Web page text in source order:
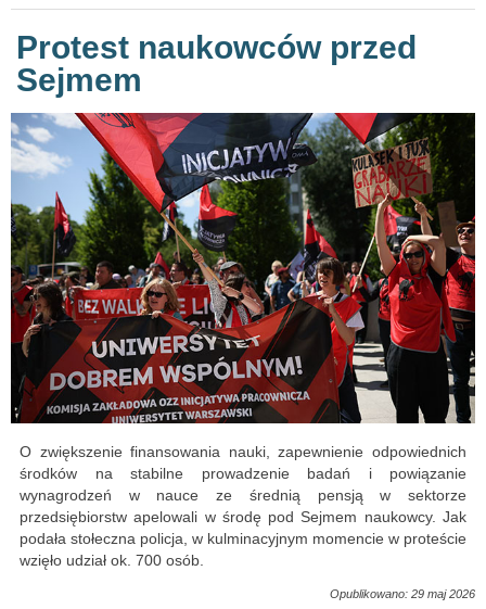
Protest naukowców przed
Sejmem
O zwiększenie finansowania nauki, zapewnienie odpowiednich
środków na stabilne prowadzenie badań i powiązanie
wynagrodzeń w nauce ze średnią pensją w sektorze
przedsiębiorstw apelowali w środę pod Sejmem naukowcy. Jak
podała stołeczna policja, w kulminacyjnym momencie w proteście
wzięło udział ok. 700 osób.
Opublikowano: 29 maj 2026